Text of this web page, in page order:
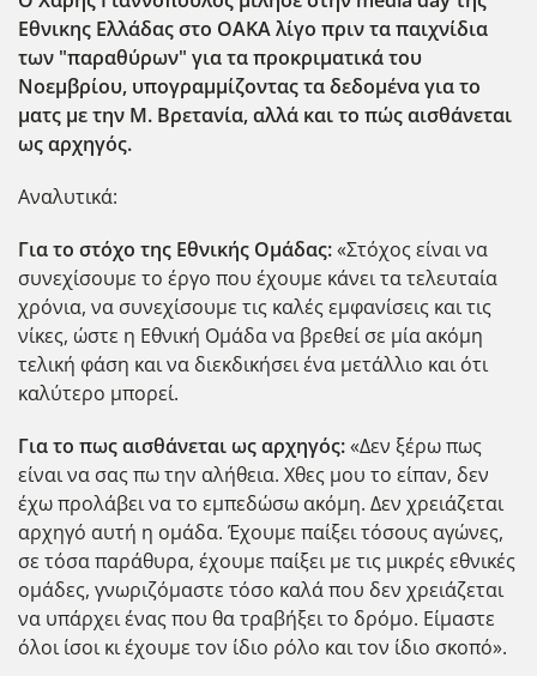
Εθνικης Ελλάδας στο ΟΑΚΑ λίγο πριν τα παιχνίδια
των "παραθύρων" για τα προκριματικά του
Νοεμβρίου, υπογραμμίζοντας τα δεδομένα για το
ματς με την Μ. Βρετανία, αλλά και το πώς αισθάνεται
ως αρχηγός.
Αναλυτικά:
Για το στόχο της Εθνικής Ομάδας:«Στόχος είναι να
συνεχίσουμε το έργο που έχουμε κάνει τα τελευταία
χρόνια, να συνεχίσουμε τις καλές εμφανίσεις και τις
νίκες, ώστε η Εθνική Ομάδα να βρεθεί σε μία ακόμη
τελική φάση και να διεκδικήσει ένα μετάλλιο και ότι
καλύτερο μπορεί.
Για το πως αισθάνεται ως αρχηγός:«Δεν ξέρω πως
είναι να σας πω την αλήθεια. Χθες μου το είπαν, δεν
έχω προλάβει να το εμπεδώσω ακόμη. Δεν χρειάζεται
αρχηγό αυτή η ομάδα. Έχουμε παίξει τόσους αγώνες,
σε τόσα παράθυρα, έχουμε παίξει με τις μικρές εθνικές
ομάδες, γνωριζόμαστε τόσο καλά που δεν χρειάζεται
να υπάρχει ένας που θα τραβήξει το δρόμο. Είμαστε
όλοι ίσοι κι έχουμε τον ίδιο ρόλο και τον ίδιο σκοπό».